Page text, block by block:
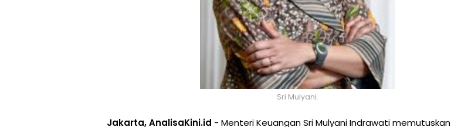
Sri Mulyani.
Jakarta, AnalisaKini.id - Menteri Keuangan Sri Mulyani Indrawati memutuskan